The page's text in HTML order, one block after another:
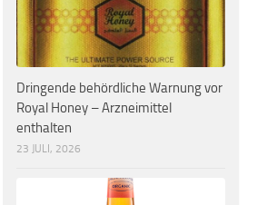
Dringende behördliche Warnung vor
Royal Honey – Arzneimittel
enthalten
23 JULI, 2026